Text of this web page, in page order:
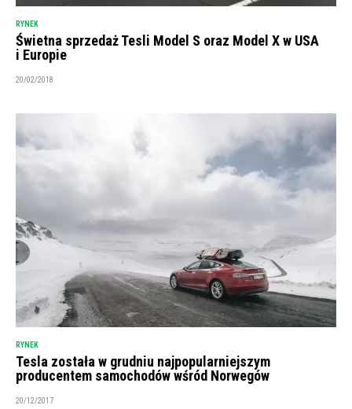
RYNEK
Świetna sprzedaż Tesli Model S oraz Model X w USA
i Europie
20/02/2018
RYNEK
Tesla została w grudniu najpopularniejszym
producentem samochodów wśród Norwegów
20/12/2017